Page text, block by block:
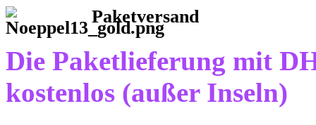
Paketversand
Die Paketlieferung mit
kostenlos (außer Inseln)